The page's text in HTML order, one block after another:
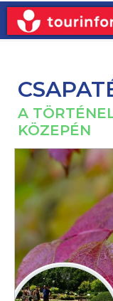
A
KÖZEPÉN